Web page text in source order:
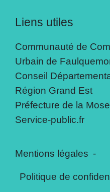
Liens utiles
Communauté de
Urbain de
Conseil
Région Grand Est
Préfecture de la
Service-public.fr
Mentions légales -
Politique de